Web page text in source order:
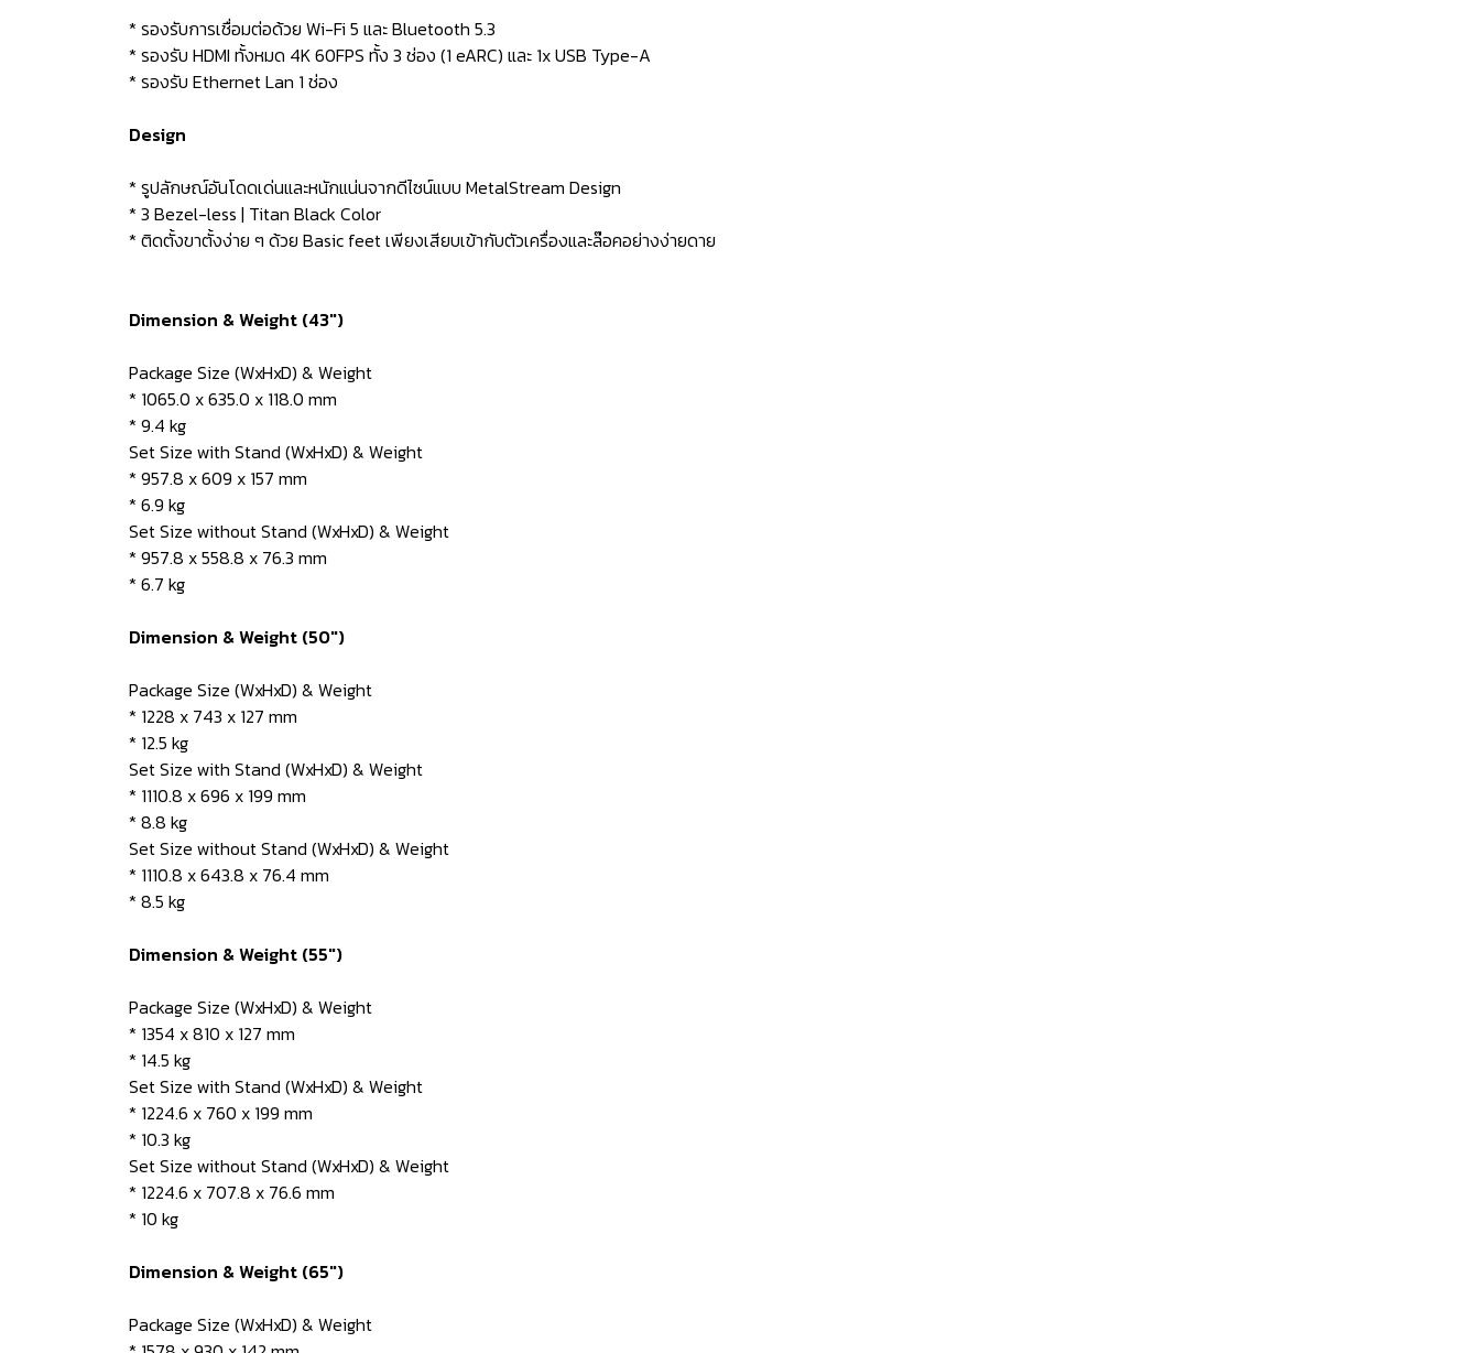
* รองรับการเชื่อมต่อด้วย Wi-Fi 5 และ Bluetooth 5.3
* รองรับ HDMI ทั้งหมด 4K 60FPS ทั้ง 3 ช่อง (1 eARC) และ 1x USB Type-A
* รองรับ Ethernet Lan 1 ช่อง
Design
* รูปลักษณ์อันโดดเด่นและหนักแน่นจากดีไซน์แบบ MetalStream Design
* 3 Bezel-less | Titan Black Color
* ติดตั้งขาตั้งง่าย ๆ ด้วย Basic feet เพียงเสียบเข้ากับตัวเครื่องและล๊อคอย่างง่ายดาย
Dimension & Weight (43")
Package Size (WxHxD) & Weight
* 1065.0 x 635.0 x 118.0 mm
* 9.4 kg
Set Size with Stand (WxHxD) & Weight
* 957.8 x 609 x 157 mm
* 6.9 kg
Set Size without Stand (WxHxD) & Weight
* 957.8 x 558.8 x 76.3 mm
* 6.7 kg
Dimension & Weight (50")
Package Size (WxHxD) & Weight
* 1228 x 743 x 127 mm
* 12.5 kg
Set Size with Stand (WxHxD) & Weight
* 1110.8 x 696 x 199 mm
* 8.8 kg
Set Size without Stand (WxHxD) & Weight
* 1110.8 x 643.8 x 76.4 mm
* 8.5 kg
Dimension & Weight (55")
Package Size (WxHxD) & Weight
* 1354 x 810 x 127 mm
* 14.5 kg
Set Size with Stand (WxHxD) & Weight
* 1224.6 x 760 x 199 mm
* 10.3 kg
Set Size without Stand (WxHxD) & Weight
* 1224.6 x 707.8 x 76.6 mm
* 10 kg
Dimension & Weight (65")
Package Size (WxHxD) & Weight